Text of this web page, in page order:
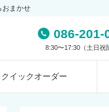
おまかせ
086-201-
8:30〜17:30（土日祝
クイックオーダー